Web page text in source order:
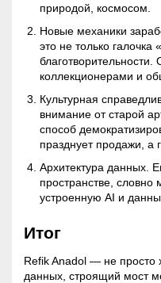
природой, космосом.
Новые механики
это не только
коллекционерами и
Культурная
внимание от старой
способ
празднует продажи, а
Архитектура данных.
пространстве, словно
устроенную AI и
Итог
Refik Anadol — не просто
данных, строящий мост